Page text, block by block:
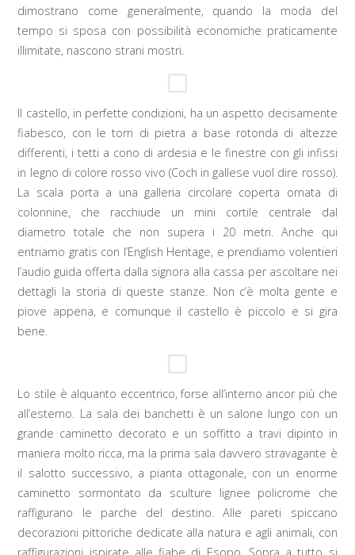
dimostrano come generalmente, quando la moda del
tempo si sposa con possibilità economiche praticamente
illimitate, nascono strani mostri.
Il castello, in perfette condizioni, ha un aspetto decisamente
fiabesco, con le torri di pietra a base rotonda di altezze
differenti, i tetti a cono di ardesia e le finestre con gli infissi
in legno di colore rosso vivo (Coch in gallese vuol dire rosso).
La scala porta a una galleria circolare coperta ornata di
colonnine, che racchiude un mini cortile centrale dal
diametro totale che non supera i 20 metri. Anche qui
entriamo gratis con l’English Heritage, e prendiamo volentieri
l’audio guida offerta dalla signora alla cassa per ascoltare nei
dettagli la storia di queste stanze. Non c’è molta gente e
piove appena, e comunque il castello è piccolo e si gira
bene.
Lo stile è alquanto eccentrico, forse all’interno ancor più che
all’esterno. La sala dei banchetti è un salone lungo con un
grande caminetto decorato e un soffitto a travi dipinto in
maniera molto ricca, ma la prima sala davvero stravagante è
il salotto successivo, a pianta ottagonale, con un enorme
caminetto sormontato da sculture lignee policrome che
raffigurano le parche del destino. Alle pareti spiccano
decorazioni pittoriche dedicate alla natura e agli animali, con